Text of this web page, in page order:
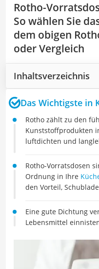
Rotho-
So wählen Sie
dem obigen
oder Vergleich
Inhaltsverzeichnis
Das Wichtigste in
Rotho zählt zu den
Kunststoffprodukten
luftdichten und
Rotho-Vorratsdosen
Ordnung in Ihre
den Vorteil,
Eine gute Dichtung
Lebensmittel